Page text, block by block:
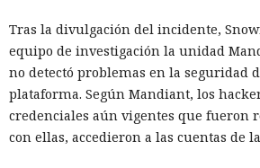
Tras la divulgación del incidente,
equipo de investigación la unidad
no detectó problemas en la seguridad
plataforma. Según Mandiant, los
credenciales aún vigentes que fueron
con ellas, accedieron a las cuentas de
femeninos. El análisis de 23.800 textos
modelos lingüísticos mostró que solo
protagonistas recibieron género
personajes resultaron masculinos, y en
modelos los dejaron sin indicar el sexo
neutrales.